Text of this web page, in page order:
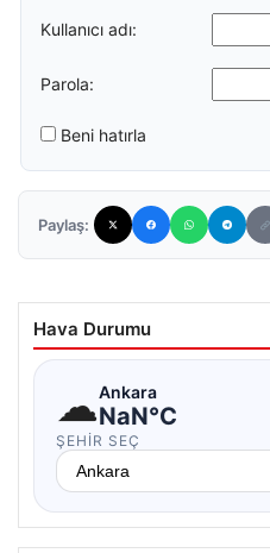
Kullanıcı adı:
Parola:
Beni hatırla
Paylaş:
Hava Durumu
☁Ankara
NaN°C
ŞEHIR SEÇ